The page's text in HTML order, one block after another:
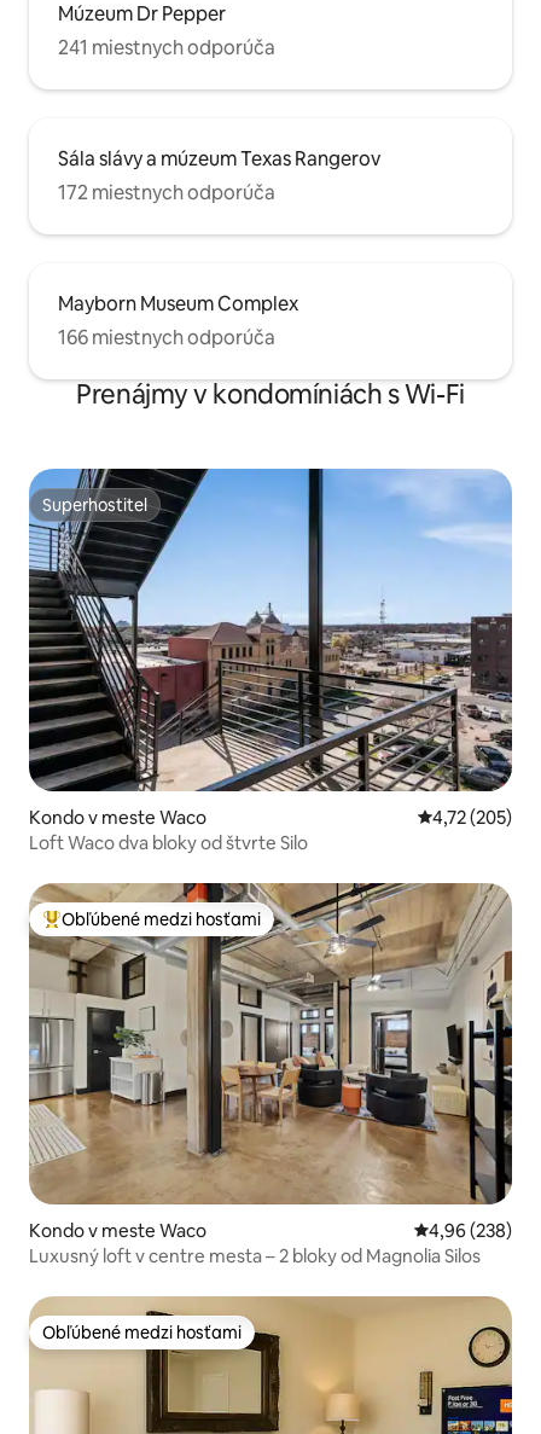
Múzeum Dr Pepper
241 miestnych odporúča
Sála slávy a múzeum Texas Rangerov
172 miestnych odporúča
Mayborn Museum Complex
166 miestnych odporúča
Prenájmy v kondomíniách s Wi-Fi
Superhostiteľ
Superhostiteľ
Kondo v meste Waco Priemerné
4,72 (205)
Loft Waco dva bloky od štvrte Silo
Najobľúbenejšie medzi hosťami
Obľúbené medzi hosťami
Kondo v meste Waco Priemerné
4,96 (238)
Luxusný loft v centre mesta – 2 bloky od Magnolia Silos
Obľúbené medzi hosťami
Obľúbené medzi hosťami